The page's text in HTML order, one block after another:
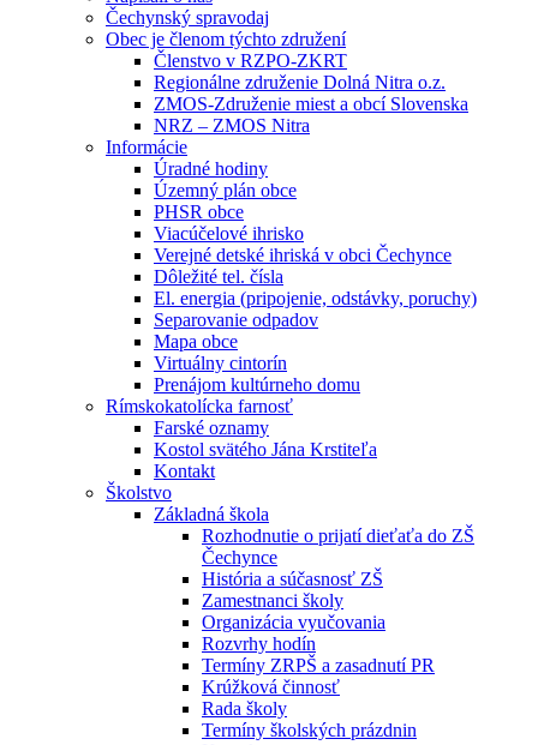
Čechynský spravodaj
Obec je členom týchto združení
Členstvo v RZPO-ZKRT
Regionálne združenie Dolná Nitra o.z.
ZMOS-Združenie miest a obcí Slovenska
NRZ – ZMOS Nitra
Informácie
Úradné hodiny
Územný plán obce
PHSR obce
Viacúčelové ihrisko
Verejné detské ihriská v obci Čechynce
Dôležité tel. čísla
El. energia (pripojenie, odstávky, poruchy)
Separovanie odpadov
Mapa obce
Virtuálny cintorín
Prenájom kultúrneho domu
Rímskokatolícka farnosť
Farské oznamy
Kostol svätého Jána Krstiteľa
Kontakt
Školstvo
Základná škola
Rozhodnutie o prijatí dieťaťa do ZŠ
Čechynce
História a súčasnosť ZŠ
Zamestnanci školy
Organizácia vyučovania
Rozvrhy hodín
Termíny ZRPŠ a zasadnutí PR
Krúžková činnosť
Rada školy
Termíny školských prázdnin